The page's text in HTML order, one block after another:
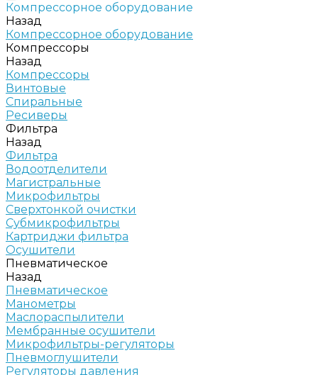
Компрессорное оборудование
Назад
Компрессорное оборудование
Компрессоры
Назад
Компрессоры
Винтовые
Спиральные
Ресиверы
Фильтра
Назад
Фильтра
Водоотделители
Магистральные
Микрофильтры
Сверхтонкой очистки
Субмикрофильтры
Картриджи фильтра
Осушители
Пневматическое
Назад
Пневматическое
Манометры
Маслораспылители
Мембранные осушители
Микрофильтры-регуляторы
Пневмоглушители
Регуляторы давления